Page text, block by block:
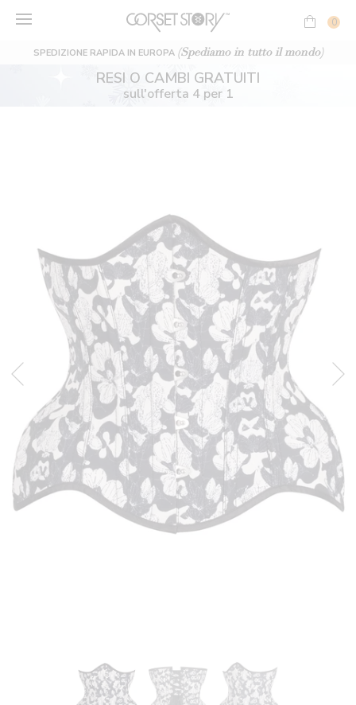
SPEDIZIONE RAPIDA IN EUROPA (Spediamo in tutto il mondo)
0
RESI O CAMBI GRATUITI
sull'offerta 4 per 1